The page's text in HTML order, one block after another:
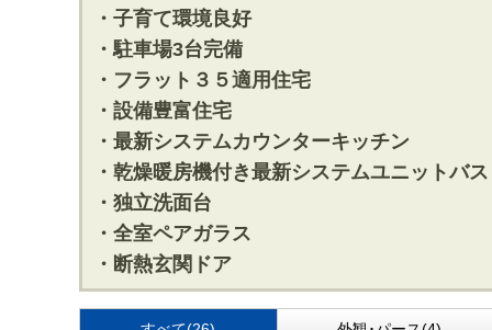
・子育て環境良好
・駐車場3台完備
・フラット３５適用住宅
・設備豊富住宅
・最新システムカウンターキッチン
・乾燥暖房機付き最新システムユニットバス
・独立洗面台
・全室ペアガラス
・断熱玄関ドア